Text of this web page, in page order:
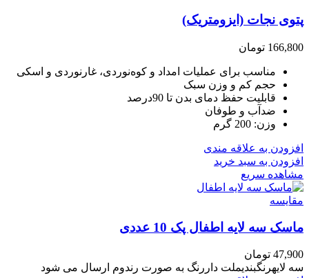
پتوی نجات (ایزومتریک)
166,800 تومان
مناسب برای عملیات امداد و کوه‌نوردی، غارنوردی و اسکی
حجم کم و وزن سبک
قابلیت حفظ دمای بدن تا 90درصد
ضدآب و طوفان
وزن: 200 گرم
افزودن به علاقه مندی
افزودن به سبد خرید
مشاهده سریع
مقایسه
ماسک سه لایه اطفال پک 10 عددی
47,900 تومان
سه لایهرنگبندیملت داررنگ به صورت رندوم ارسال می شود